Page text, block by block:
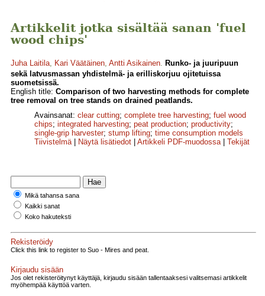
Artikkelit jotka sisältää sanan 'fuel
wood chips'
Juha Laitila, Kari Väätäinen, Antti Asikainen. Runko- ja juuripuun
sekä latvusmassan yhdistelmä- ja erilliskorjuu ojitetuissa
suometsissä.
English title: Comparison of two harvesting methods for complete
tree removal on tree stands on drained peatlands.
Avainsanat: clear cutting; complete tree harvesting; fuel wood
chips; integrated harvesting; peat production; productivity;
single-grip harvester; stump lifting; time consumption models
Tiivistelmä| Näytä lisätiedot Artikkeli PDF-muodossa| Tekijät
Mikä tahansa sana
Kaikki sanat
Koko hakuteksti
Rekisteröidy
Click this link to register to Suo - Mires and peat.
Kirjaudu sisään
Jos olet rekisteröitynyt käyttäjä, kirjaudu sisään tallentaaksesi valitsemasi artikkelit
myöhempää käyttöä varten.